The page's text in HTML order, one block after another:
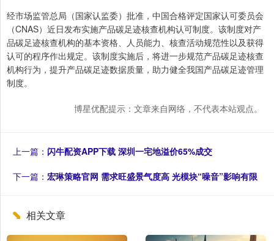
经市场监管总局（国家认监委）批准，中国合格评定国家认可委员会
（CNAS）近日发布实施产品碳足迹核查机构认可制度。该制度对产
品碳足迹核查机构的基本资格、人员能力、核查活动规范性以及获得
认可的程序作出规定。该制度实施后，将进一步规范产品碳足迹核查
机构行为，提升产品碳足迹数据质量，助力健全我国产品碳足迹管理
制度。
博星优配提示：文章来自网络，不代表本站观点。
上一篇： 闪牛配资APP下载 深圳一宅地溢价65%成交
下一篇： 宏琳策略官网 需求旺盛景气度高 光模块“噪音”影响有限
相关文章